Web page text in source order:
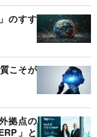
のすす
こそが
拠点の
」と